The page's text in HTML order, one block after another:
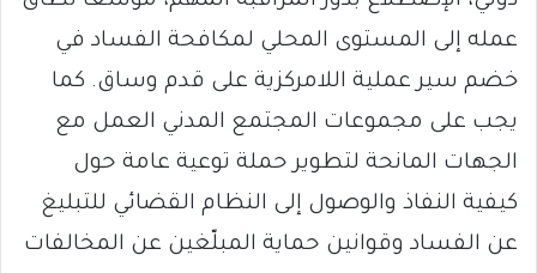
عمله إلى المستوى المحلي لمكافحة الفساد في
خضم سير عملية اللامركزية على قدم وساق. كما
يجب على مجموعات المجتمع المدني العمل مع
الجهات المانحة لتطوير حملة توعية عامة حول
كيفية النفاذ والوصول إلى النظام القضائي للتبليغ
عن الفساد وقوانين حماية المبلّغين عن المخالفات